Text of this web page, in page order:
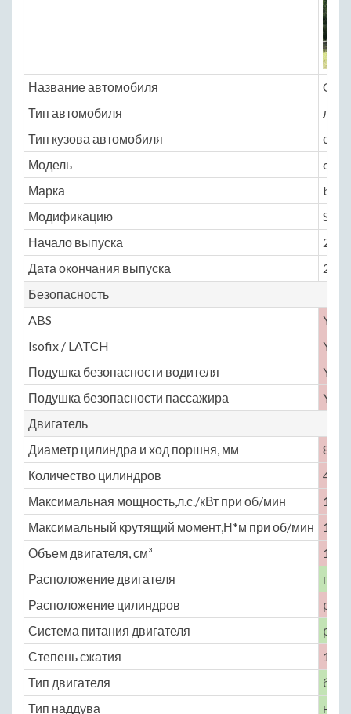
Название автомобиля
Тип автомобиля
Тип кузова автомобиля
Модель
Марка
Модификацию
Начало выпуска
2014
Дата окончания выпуска
2016
Безопасность
ABS
Yes
Isofix / LATCH
Yes
Подушка безопасности водителя
Yes
Подушка безопасности пассажира
Yes
Двигатель
Диаметр цилиндра и ход поршня, мм
82 ×
Количество цилиндров
4
Максимальная мощность,л.с./кВт при об/мин
109
Максимальный крутящий момент,Н*м при об/мин
140
Объем двигателя, см³
1497
Расположение двигателя
Расположение цилиндров
Система питания двигателя
Степень сжатия
10.5
Тип двигателя
Тип наддува
нет